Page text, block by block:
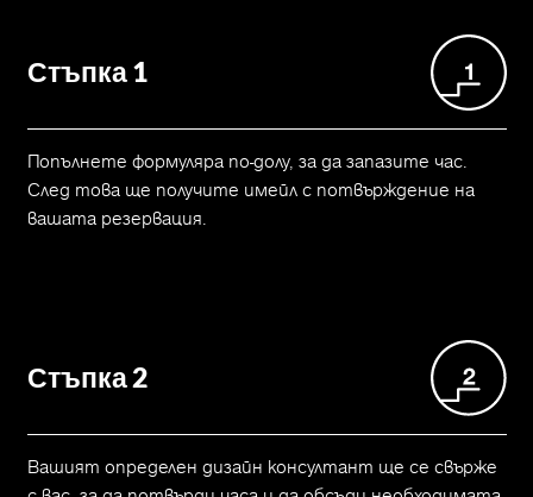
Стъпка 1
Попълнете формуляра по-долу, за да запазите час.
След това ще получите имейл с потвърждение на
вашата резервация.
Стъпка 2
Вашият определен дизайн консултант ще се свърже